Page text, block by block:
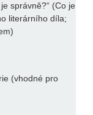
správně?“ (Co je
literárního díla;
(vhodné pro